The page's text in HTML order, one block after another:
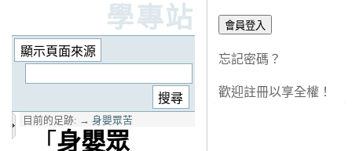
學專站
目前的足跡: → 身嬰眾苦
「 身嬰眾
忘記密碼？
歡迎註冊以享全權！